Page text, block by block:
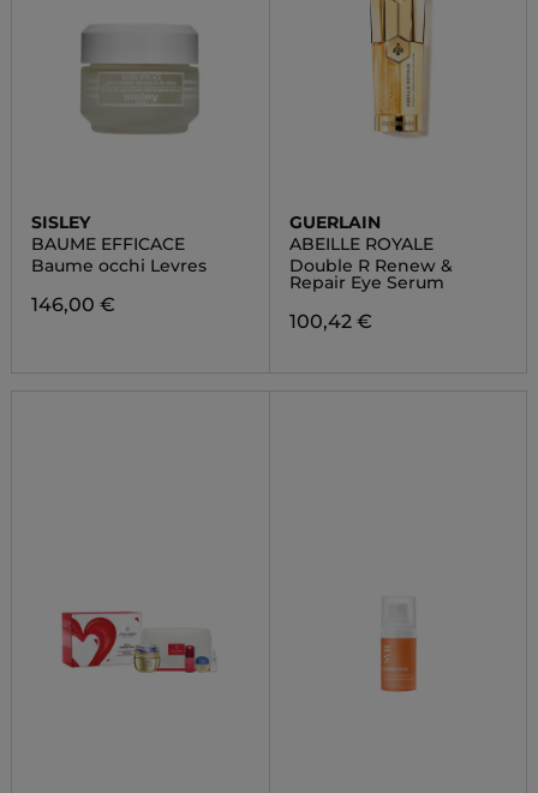
SISLEY
BAUME EFFICACE
Baume occhi Levres
146,00 €
GUERLAIN
ABEILLE ROYALE
Double R Renew &
Repair Eye Serum
100,42 €